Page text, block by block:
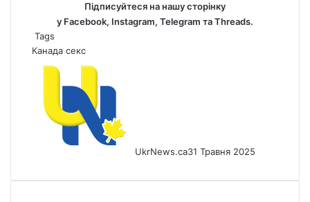
Підписуйтеся на нашу сторінку
у Facebook, Instagram, Telegram таThreads.
Tags
Канада секс
UkrNews.ca31 Травня 2025